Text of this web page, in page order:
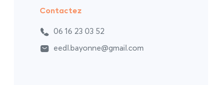
Contactez
06 16 23 03 52
eedl.bayonne@gmail.com